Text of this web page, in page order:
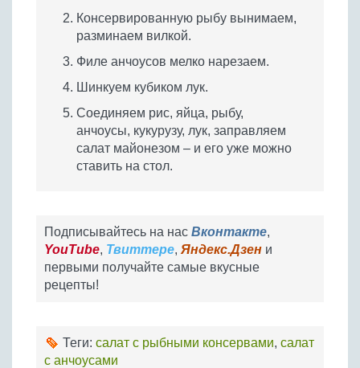
Консервированную рыбу вынимаем,
разминаем вилкой.
Филе анчоусов мелко нарезаем.
Шинкуем кубиком лук.
Соединяем рис, яйца, рыбу,
анчоусы, кукурузу, лук, заправляем
салат майонезом – и его уже можно
ставить на стол.
Подписывайтесь на нас Вконтакте,
YouTube, Твиттере, Яндекс.Дзен и
первыми получайте самые вкусные
рецепты!
Теги: салат с рыбными консервами, салат
с анчоусами